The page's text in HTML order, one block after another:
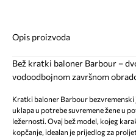
Opis proizvoda
Bež kratki baloner Barbour –
vodoodbojnom završnom
Kratki baloner Barbour bezvremenski
uklapa u potrebe suvremene žene u
ležernosti. Ovaj bež model, kojeg
kopčanje, idealan je prijedlog za